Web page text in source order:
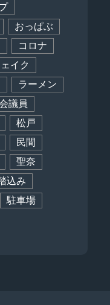
おっぱぶ
コロナ
イク
ラーメン
議員
松戸
民間
聖奈
込み
駐車場